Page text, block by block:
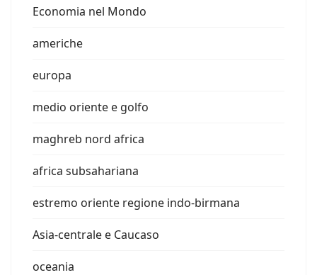
Economia nel Mondo
americhe
europa
medio oriente e golfo
maghreb nord africa
africa subsahariana
estremo oriente regione indo-birmana
Asia-centrale e Caucaso
oceania